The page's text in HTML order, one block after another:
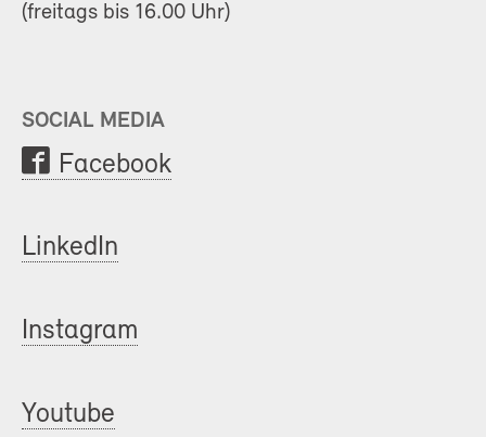
(freitags bis 16.00 Uhr)
SOCIAL MEDIA
Facebook
LinkedIn
Instagram
Youtube